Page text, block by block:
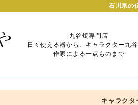
石川県の
九谷焼専門店
日々使える器から、キャラクター九谷
作家による一点ものまで
キャラクタ